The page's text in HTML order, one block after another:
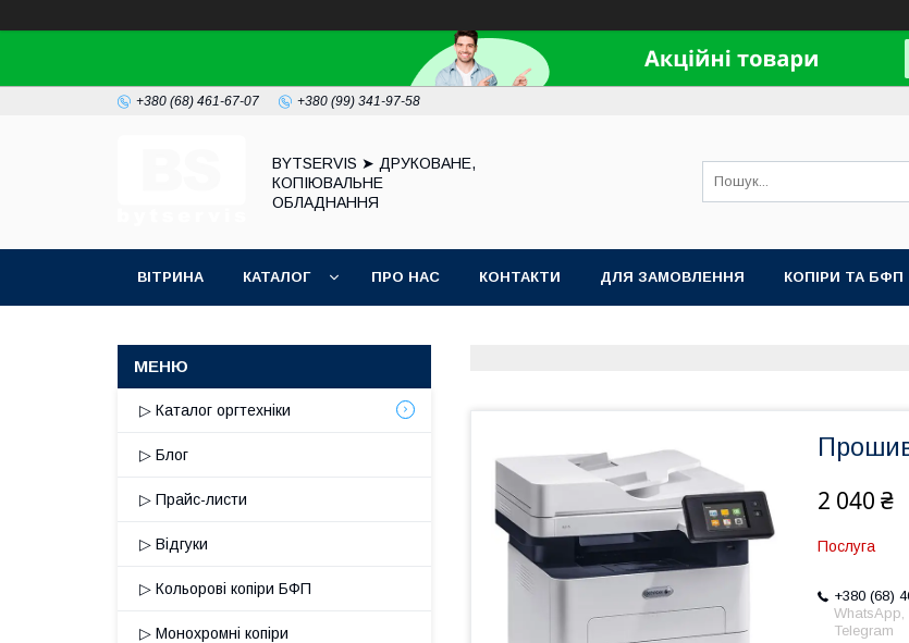
+380 (68) 461-67-07 +380 (99) 341-97-58
BYTSERVIS ➤ ДРУКОВАНЕ,
КОПІЮВАЛЬНЕ
ОБЛАДНАННЯ
ВІТРИНА КАТАЛОГ ПРО НАС КОНТАКТИ ДЛЯ ЗАМОВЛЕННЯ КОПІРИ ТА БФП
2 040 ₴
Послуга
+380 (68)
WhatsApp,
Telegram
▷ Каталог оргтехніки
▷ Блог
▷ Прайс-листи
▷ Відгуки
▷ Кольорові копіри БФП
▷ Монохромні копіри